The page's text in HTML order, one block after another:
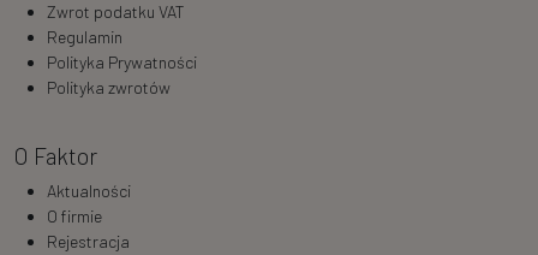
Zwrot podatku VAT
Regulamin
Polityka Prywatności
Polityka zwrotów
O Faktor
Aktualności
O firmie
Rejestracja